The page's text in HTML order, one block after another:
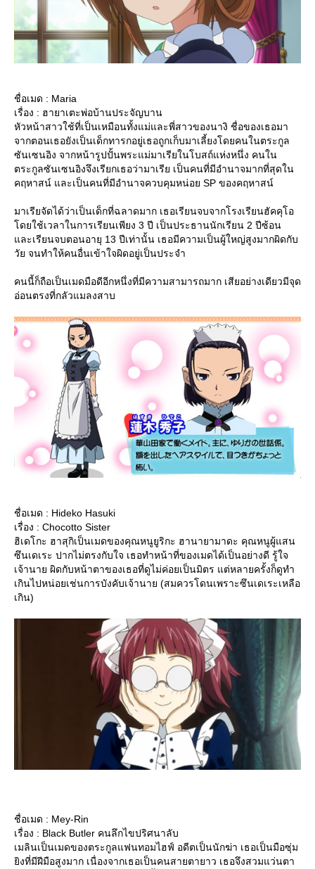
ชื่อเมด : Maria
เรื่อง : ฮายาเตะพ่อบ้านประจัญบาน
หัวหน้าสาวใช้ที่เป็นเหมือนทั้งแม่และพี่สาวของนางิ ชื่อของเธอมา
จากตอนเธอยังเป็นเด็กทารกอยู่เธอถูกเก็บมาเลี้ยงโดยคนในตระกูล
ซันเซนอิง จากหน้ารูปปั้นพระแม่มาเรียในโบสถ์แห่งหนึ่ง คนใน
ตระกูลซันเซนอิงจึงเรียกเธอว่ามาเรีย เป็นคนที่มีอำนาจมากที่สุดใน
คฤหาสน์ และเป็นคนที่มีอำนาจควบคุมหน่อย SP ของคฤหาสน์
มาเรียจัดได้ว่าเป็นเด็กที่ฉลาดมาก เธอเรียนจบจากโรงเรียนฮัคคุโอ
ดยใช้เวลาในการเรียนเพียง 3 ปี เป็นประธานนักเรียน 2 ปีซ้อน
ละเรียนจบตอนอายุ 13 ปีเท่านั้น เธอมีความเป็นผู้ใหญ่สูงมากผิดกับ
วัย จนทำให้คนอื่นเข้าใจผิดอยู่เป็นประจำ
คนนี้ก็ถือเป็นเมดมือดีอีกหนึ่งที่มีความสามารถมาก เสียอย่างเดียวมีจุด
อ่อนตรงที่กลัวแมลงสาบ
ชื่อเมด : Hideko Hasuki
เรื่อง : Chocotto Sister
ฮิเดโกะ ฮาสุกิเป็นเมดของคุณหนูยูริกะ ฮานายามาดะ คุณหนูผู้แสน
ซึนเดเระ ปากไม่ตรงกับใจ เธอทำหน้าที่ของเมดได้เป็นอย่างดี รู้ใจ
เจ้านาย ผิดกับหน้าตาของเธอที่ดูไม่ค่อยเป็นมิตร แต่หลายครั้งก็ดูทำ
เกินไปหน่อยเช่นการบังคับเจ้านาย (สมควรโดนเพราะซึนเดเระเหลือ
เกิน)
ชื่อเมด : Mey-Rin
เรื่อง : Black Butler คนลึกไขปริศนาลับ
เมลินเป็นเมดของตระกูลแฟนทอมไฮฟ์ อดีตเป็นนักฆ่า เธอเป็นมือซุ่ม
ิงที่มีฝีมือสูงมาก เนื่องจากเธอเป็นคนสายตายาว เธอจึงสวมแว่นตา